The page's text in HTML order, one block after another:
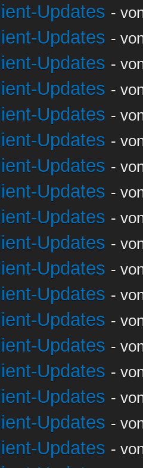
Updates -
Updates -
Updates -
Updates -
Updates -
Updates -
Updates -
Updates -
Updates -
Updates -
Updates -
Updates -
Updates -
Updates -
Updates -
Updates -
Updates -
Updates -